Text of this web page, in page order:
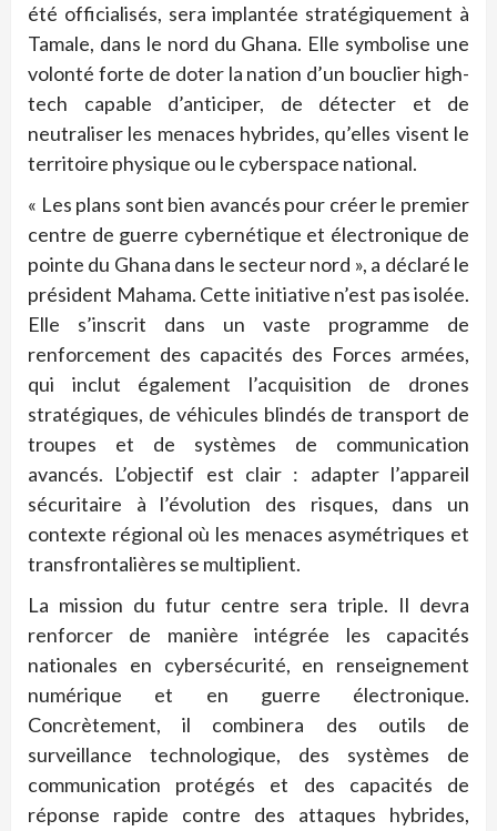
été officialisés, sera implantée stratégiquement à
Tamale, dans le nord du Ghana. Elle symbolise une
volonté forte de doter la nation d’un bouclier high-
tech capable d’anticiper, de détecter et de
neutraliser les menaces hybrides, qu’elles visent le
territoire physique ou le cyberspace national.
« Les plans sont bien avancés pour créer le premier
centre de guerre cybernétique et électronique de
pointe du Ghana dans le secteur nord », a déclaré le
président Mahama. Cette initiative n’est pas isolée.
Elle s’inscrit dans un vaste programme de
renforcement des capacités des Forces armées,
qui inclut également l’acquisition de drones
stratégiques, de véhicules blindés de transport de
troupes et de systèmes de communication
avancés. L’objectif est clair : adapter l’appareil
sécuritaire à l’évolution des risques, dans un
contexte régional où les menaces asymétriques et
transfrontalières se multiplient.
La mission du futur centre sera triple. Il devra
renforcer de manière intégrée les capacités
nationales en cybersécurité, en renseignement
numérique et en guerre électronique.
Concrètement, il combinera des outils de
surveillance technologique, des systèmes de
communication protégés et des capacités de
réponse rapide contre des attaques hybrides,